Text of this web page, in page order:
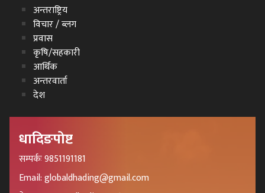
अन्तराष्ट्रिय
विचार / ब्लग
प्रवास
कृषि/सहकारी
आर्थिक
अन्तरवार्ता
देश
धादिङपोष्ट
सम्पर्कः 9851191181
Email: globaldhading@gmail.com